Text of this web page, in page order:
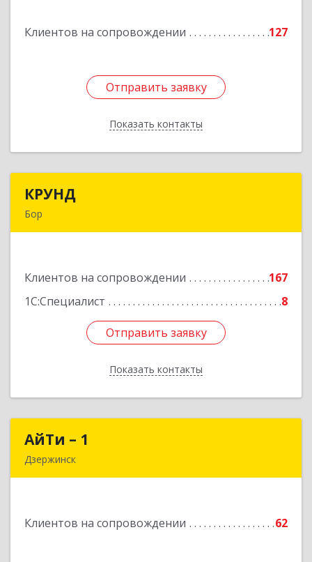
Клиентов на сопровождении 127
Отправить заявку
Показать контакты
Подробнее
Отправить заявку
Назад
КРУНД
Бор
Клиентов на сопровождении
167
1С:Специалист
8
Отправить заявку
Показать контакты
Подробнее
Отправить заявку
Назад
АйТи – 1
Дзержинск
Клиентов на сопровождении 62
Подробнее